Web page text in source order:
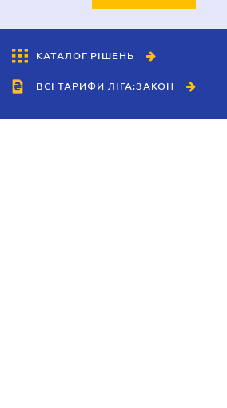
КАТАЛОГ РІШЕНЬ
ВСІ ТАРИФИ ЛІГА:ЗАКОН